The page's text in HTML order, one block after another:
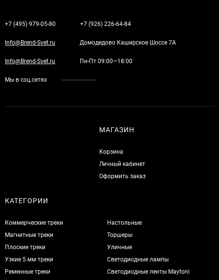
+7 (495) 979-05-80 +7 (926) 226-64-84
Info@Brend-Svet.ru Домодедово Каширское Шоссе 7А
Info@Brend-Svet.ru Пн-Пт 09:00—18:00
Мы в соц.сетях
МАГАЗИН
Корзина
Личный кабинет
Оформить заказ
КАТЕГОРИИ
Коммерческие треки
Магнитные треки
Плоские треки
Узкие 5 мм треки
Ременные треки
Настольные
Торшеры
Уличные
Светодиодные лампы
Светодиодные ленты Maytoni